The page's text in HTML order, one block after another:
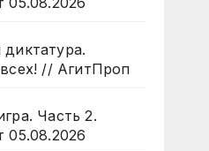
// АгитПроп
Часть 2.
05.08.2026